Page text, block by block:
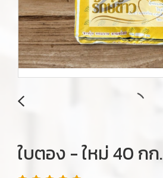
ใบตอง - ใหม่ 40 กก.